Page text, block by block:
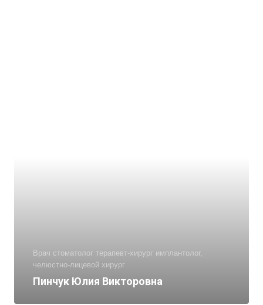
Врач стоматолог терапевт-хирург имплантолог,
челюстно-лицевой хирург
Пинчук Юлия Викторовна